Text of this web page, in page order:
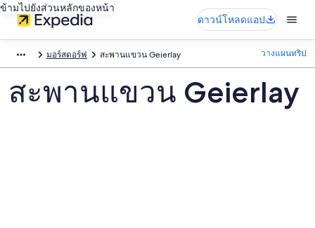
ข้ามไปยังส่วนหลักของหน้า
ดาวน์โหลดแอป
มอร์สดอร์ฟ สะพานแขวน Geierlay วางแผนทริป
สะพานแขวน Geierlay